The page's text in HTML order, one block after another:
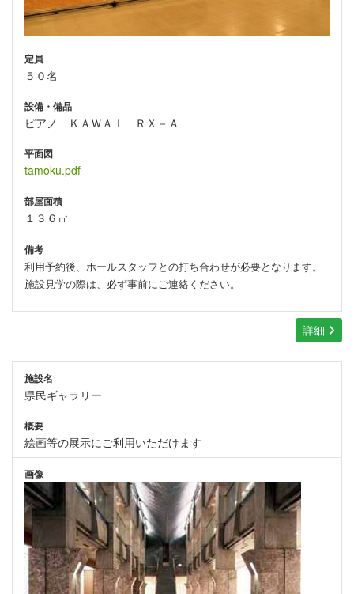
定員
５０名
設備・備品
ピアノ ＫＡＷＡＩ ＲＸ－Ａ
平面図
tamoku.pdf
部屋面積
１３６㎡
備考
利用予約後、ホールスタッフとの打ち合わせが必要となります。
施設見学の際は、必ず事前にご連絡ください。
詳細
施設名
県民ギャラリー
概要
絵画等の展示にご利用いただけます
画像